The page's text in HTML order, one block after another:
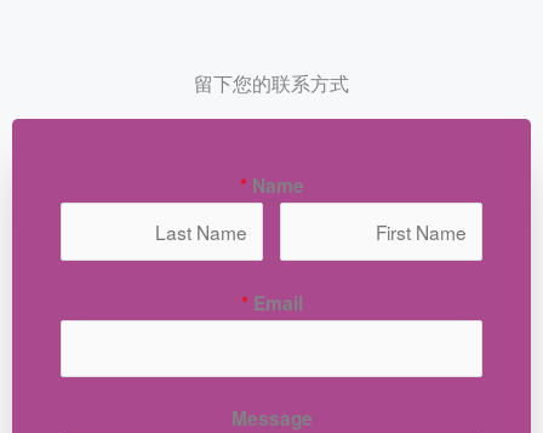
留下您的联系方式
Name
*
Email
*
Message